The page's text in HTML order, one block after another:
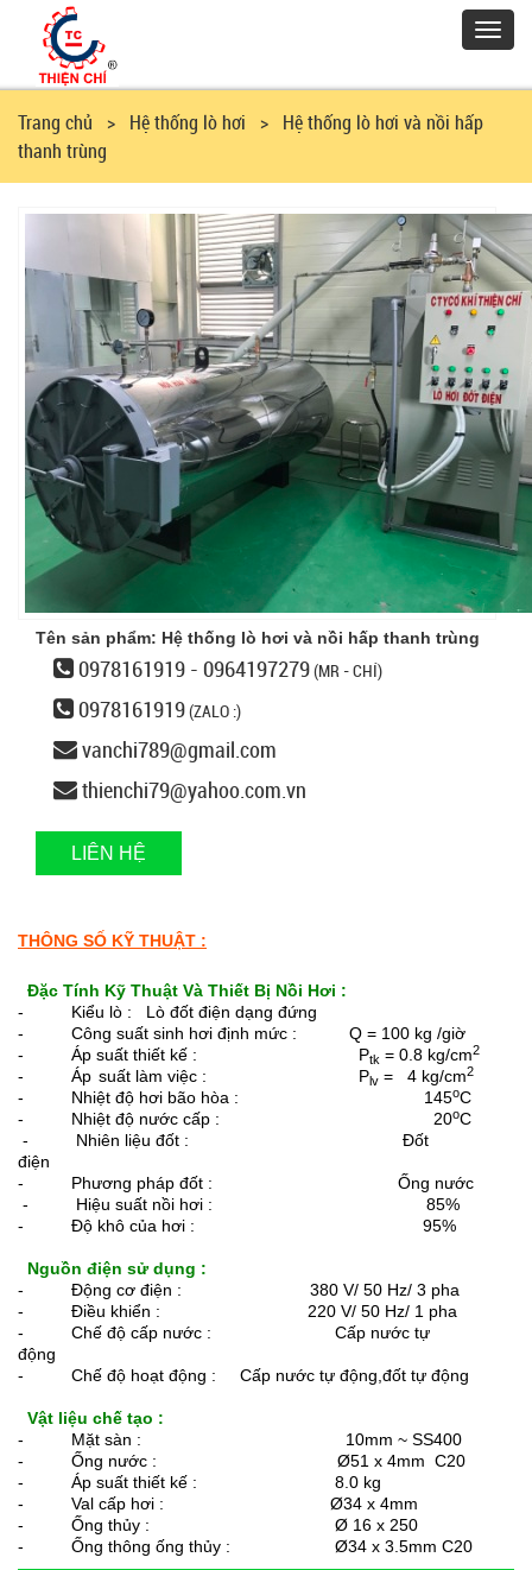
Trang chủ > Hệ thống lò hơi > Hệ thống lò hơi và nồi hấp
thanh trùng
Tên sản phẩm: Hệ thống lò hơi và nồi hấp thanh trùng
0978161919 - 0964197279(MR - CHÍ)
0978161919(ZALO :)
vanchi789@gmail.com
thienchi79@yahoo.com.vn
LIÊN HỆ
THÔNG SỐ KỸ THUẬT :
Đặc Tính Kỹ Thuật Và Thiết Bị Nồi Hơi :
- Kiểu lò : Lò đốt điện dạng đứng
- Công suất sinh hơi định mức : Q = 100 kg /giờ
- Áp suất thiết kế : Ptk = 0.8 kg/cm2
- Áp suất làm việc : Plv = 4 kg/cm2
- Nhiệt độ hơi bão hòa : 145oC
- Nhiệt độ nước cấp : 20oC
- Nhiên liệu đốt : Đốt
điện
- Phương pháp đốt : Ống nước
- Hiệu suất nồi hơi : 85%
- Độ khô của hơi : 95%
Nguồn điện sử dụng :
- Động cơ điện : 380 V/ 50 Hz/ 3 pha
- Điều khiển : 220 V/ 50 Hz/ 1 pha
- Chế độ cấp nước : Cấp nước tự
động
- Chế độ hoạt động : Cấp nước tự động,đốt tự động
Vật liệu chế tạo :
- Mặt sàn : 10mm ~ SS400
- Ống nước : Ø51 x 4mm C20
- Áp suất thiết kế : 8.0 kg
- Val cấp hơi : Ø34 x 4mm
- Ống thủy : Ø 16 x 250
- Ống thông ống thủy : Ø34 x 3.5mm C20